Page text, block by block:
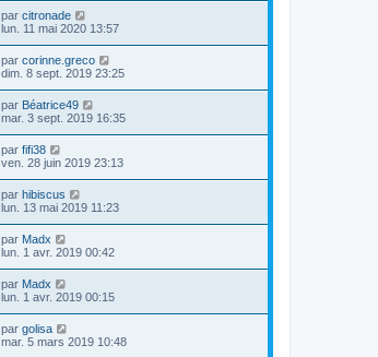
par citronade
lun. 11 mai 2020 13:57
par corinne.greco
dim. 8 sept. 2019 23:25
par Béatrice49
mar. 3 sept. 2019 16:35
par fifi38
ven. 28 juin 2019 23:13
par hibiscus
lun. 13 mai 2019 11:23
par Madx
lun. 1 avr. 2019 00:42
par Madx
lun. 1 avr. 2019 00:15
par golisa
mar. 5 mars 2019 10:48